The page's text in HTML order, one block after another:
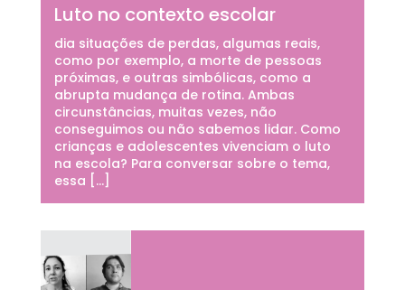
Luto no contexto escolar
dia situações de perdas, algumas reais,
como por exemplo, a morte de pessoas
próximas, e outras simbólicas, como a
abrupta mudança de rotina. Ambas
circunstâncias, muitas vezes, não
conseguimos ou não sabemos lidar. Como
crianças e adolescentes vivenciam o luto
na escola? Para conversar sobre o tema,
essa […]